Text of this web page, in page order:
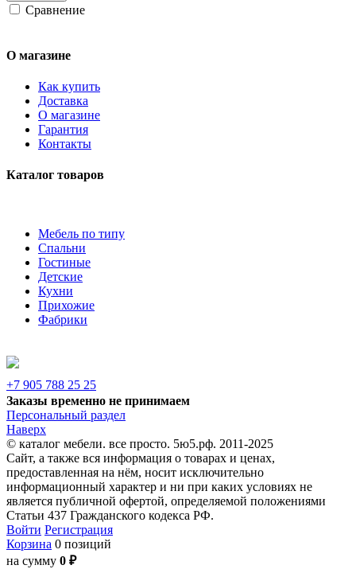
Сравнение
О магазине
Как купить
Доставка
О магазине
Гарантия
Контакты
Каталог товаров
Мебель по типу
Спальни
Гостиные
Детские
Кухни
Прихожие
Фабрики
+7 905 788 25 25
Заказы временно не принимаем
Персональный раздел
Наверх
© каталог мебели. все просто. 5ю5.рф. 2011-2025
Сайт, а также вся информация о товарах и ценах,
предоставленная на нём, носит исключительно
информационный характер и ни при каких условиях не
является публичной офертой, определяемой положениями
Статьи 437 Гражданского кодекса РФ.
Войти Регистрация
Корзина 0 позиций
на сумму 0 ₽